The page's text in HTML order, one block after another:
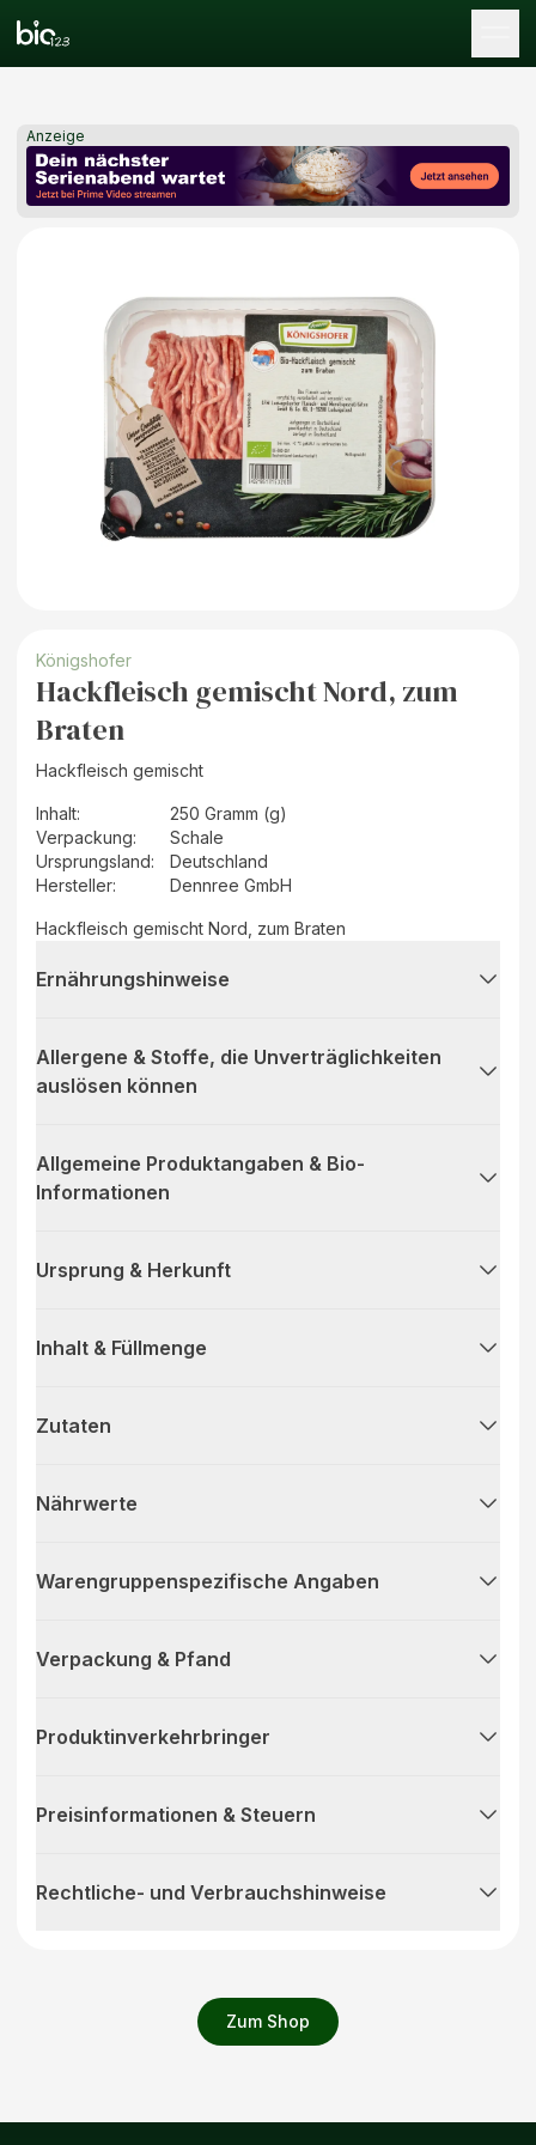
Anzeige
Zum Shop
Königshofer
Hackfleisch gemischt Nord, zum
Braten
Hackfleisch gemischt
Inhalt:
250 Gramm (g)
Verpackung:
Schale
Ursprungsland:
Deutschland
Hersteller: Dennree GmbH
Hackfleisch gemischt Nord, zum Braten
Ernährungshinweise
Allergene & Stoffe, die Unverträglichkeiten
auslösen können
Allgemeine Produktangaben & Bio-
Informationen
Ursprung & Herkunft
Inhalt & Füllmenge
Zutaten
Nährwerte
Warengruppenspezifische Angaben
Verpackung & Pfand
Produktinverkehrbringer
Preisinformationen & Steuern
Rechtliche- und Verbrauchshinweise